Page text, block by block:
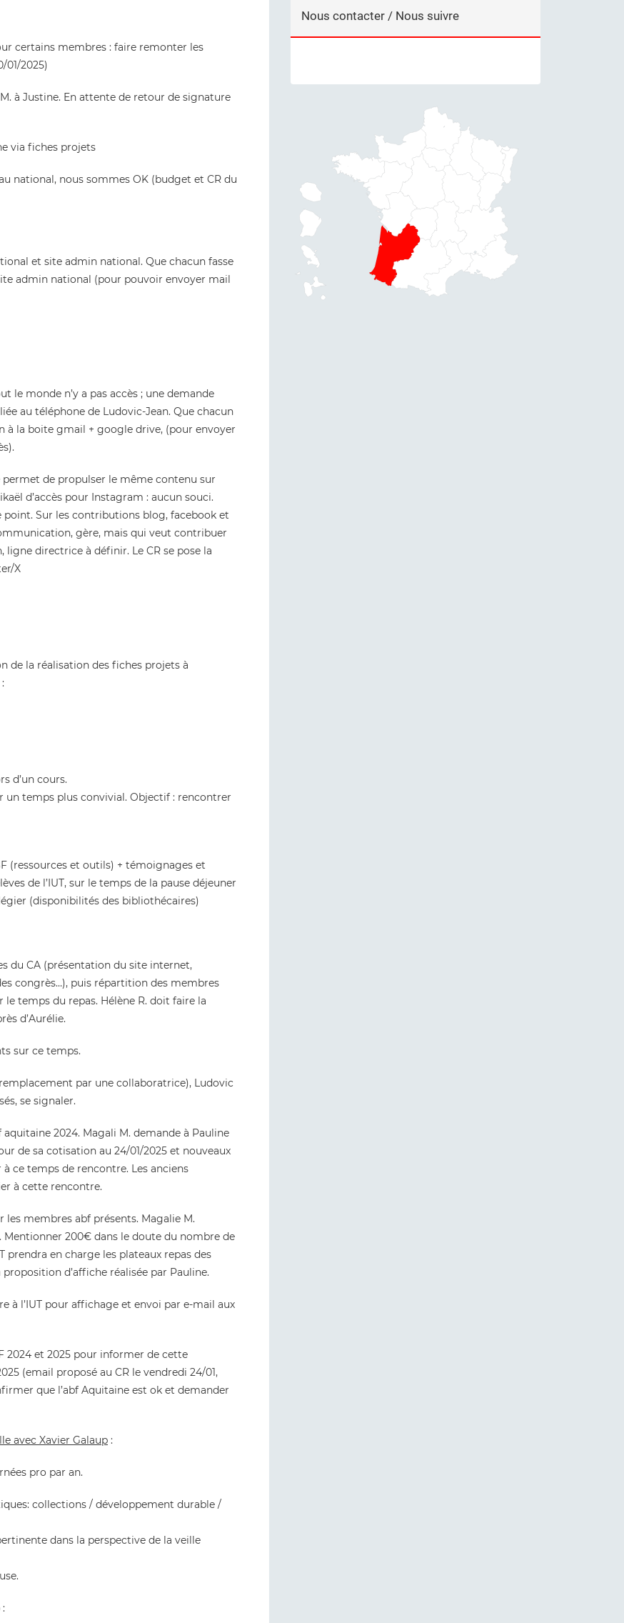
membres : faire remonter les
01/2025)
Justine. En attente de retour de signature
via fiches projets
national, nous sommes OK (budget et CR du
et site admin national. Que chacun fasse
admin national (pour pouvoir envoyer mail
monde n’y a pas accès ; une demande
au téléphone de Ludovic-Jean. Que chacun
à la boite gmail + google drive, (pour envoyer
de propulser le même contenu sur
d’accès pour Instagram : aucun souci.
point. Sur les contributions blog, facebook et
gère, mais qui veut contribuer
directrice à définir. Le CR se pose la
X
de la réalisation des fiches projets à
d’un cours.
un temps plus convivial. Objectif : rencontrer
(ressources et outils) + témoignages et
de l’IUT, sur le temps de la pause déjeuner
(disponibilités des bibliothécaires)
CA (présentation du site internet,
congrès…), puis répartition des membres
temps du repas. Hélène R. doit faire la
d’Aurélie.
sur ce temps.
par une collaboratrice), Ludovic
se signaler.
2024. Magali M. demande à Pauline
de sa cotisation au 24/01/2025 et nouveaux
ce temps de rencontre. Les anciens
à cette rencontre.
membres abf présents. Magalie M.
200€ dans le doute du nombre de
prendra en charge les plateaux repas des
d’affiche réalisée par Pauline.
à l’IUT pour affichage et envoi par e-mail aux
2024 et 2025 pour informer de cette
(email proposé au CR le vendredi 24/01,
que l’abf Aquitaine est ok et demander
avec Xavier Galaup :
pro par an.
collections / développement durable /
dans la perspective de la veille
Nous contacter / Nous suivre